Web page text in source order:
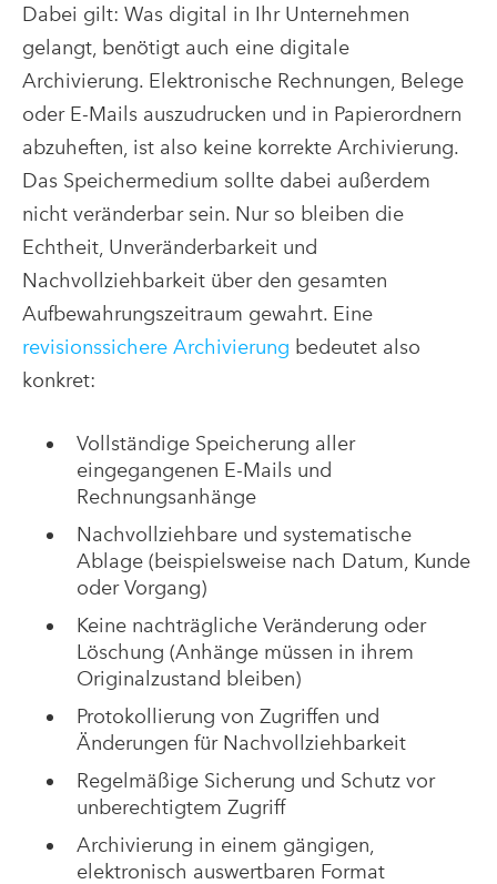
Dabei gilt: Was digital in Ihr Unternehmen
gelangt, benötigt auch eine digitale
Archivierung. Elektronische Rechnungen, Belege
oder E-Mails auszudrucken und in Papierordnern
abzuheften, ist also keine korrekte Archivierung.
Das Speichermedium sollte dabei außerdem
nicht veränderbar sein. Nur so bleiben die
Echtheit, Unveränderbarkeit und
Nachvollziehbarkeit über den gesamten
Aufbewahrungszeitraum gewahrt. Eine
revisionssichere Archivierung bedeutet also
konkret:
Vollständige Speicherung aller
eingegangenen E-Mails und
Rechnungsanhänge
Nachvollziehbare und systematische
Ablage (beispielsweise nach Datum, Kunde
oder Vorgang)
Keine nachträgliche Veränderung oder
Löschung (Anhänge müssen in ihrem
Originalzustand bleiben)
Protokollierung von Zugriffen und
Änderungen für Nachvollziehbarkeit
Regelmäßige Sicherung und Schutz vor
unberechtigtem Zugriff
Archivierung in einem gängigen,
elektronisch auswertbaren Format